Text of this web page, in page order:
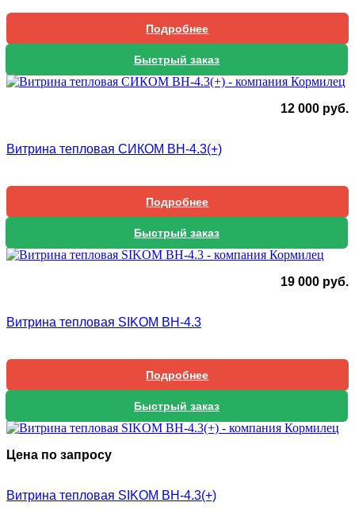
Подробнее
Быстрый заказ
12 000 руб.
Витрина тепловая СИКОМ ВН-4.3(+)
Подробнее
Быстрый заказ
19 000 руб.
Витрина тепловая SIKOM ВН-4.3
Подробнее
Быстрый заказ
Цена по запросу
Витрина тепловая SIKOM ВН-4.3(+)